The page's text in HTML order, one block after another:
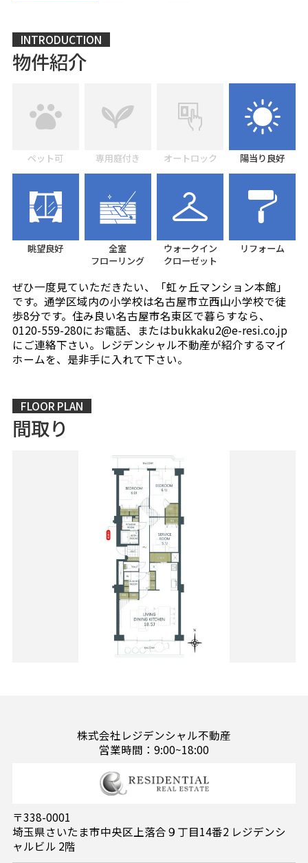
INTRODUCTION
物件紹介
ペット可 専用庭付き オートロック 陽当り良好
眺望良好
全室
フローリング
ウォークイン
クローゼット
リフォーム
ぜひ一度見ていただきたい、「虹ヶ丘マンション本館」
です。通学区域内の小学校は名古屋市立西山小学校で徒
歩8分です。住み良い名古屋市名東区で暮らすなら、
0120-559-280にお電話、またはbukkaku2@e-resi.co.jp
にご連絡下さい。レジデンシャル不動産が紹介するマイ
ホームを、是非手に入れて下さい。
FLOOR PLAN
間取り
株式会社レジデンシャル不動産
営業時間：9:00~18:00
〒338-0001
埼玉県さいたま市中央区上落合９丁目14番2 レジデンシ
ャルビル 2階